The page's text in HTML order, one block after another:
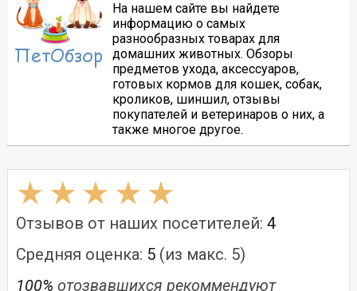
На нашем сайте вы найдете
информацию о самых
разнообразных товарах для
домашних животных. Обзоры
предметов ухода, аксессуаров,
готовых кормов для кошек, собак,
кроликов, шиншил, отзывы
покупателей и ветеринаров о них, а
также многое другое.
Отзывов от наших посетителей: 4
Средняя оценка: 5(из макс. 5)
100% отозвавшихся рекоммендуют